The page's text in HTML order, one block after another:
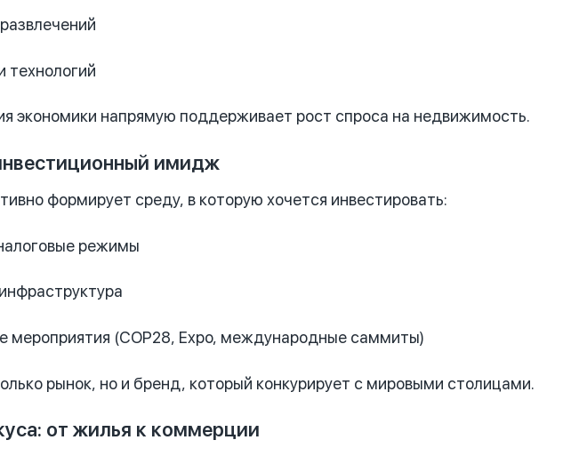
технологий
экономики напрямую поддерживает рост спроса на недвижимость.
имидж
формирует среду, в которую хочется инвестировать:
режимы
мероприятия (COP28, Expo, международные саммиты)
рынок, но и бренд, который конкурирует с мировыми столицами.
от жилья к коммерции